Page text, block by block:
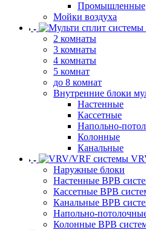
Промышленные
Мойки воздуха
2 комнаты
3 комнаты
4 комнаты
5 комнат
до 8 комнат
Внутренние блоки
Настенные
Кассетные
Напольно-
Колонные
Канальные
Наружные блоки
Настенные ВРВ
Кассетные ВРВ
Канальные ВРВ
Напольно-
Колонные ВРВ